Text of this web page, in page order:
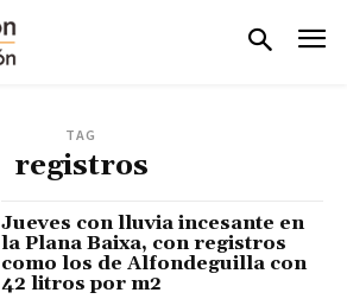
TAG
registros
Jueves con lluvia incesante en
la Plana Baixa, con registros
como los de Alfondeguilla con
42 litros por m2